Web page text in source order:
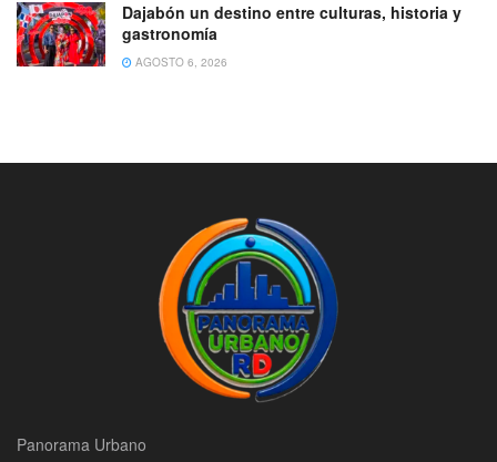
Dajabón un destino entre culturas, historia y
gastronomía
AGOSTO 6, 2026
Panorama Urbano